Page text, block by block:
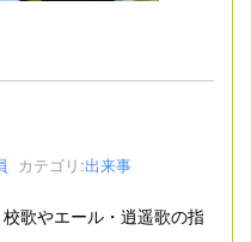
カテゴリ:出来事
歌やエール・逍遥歌の指